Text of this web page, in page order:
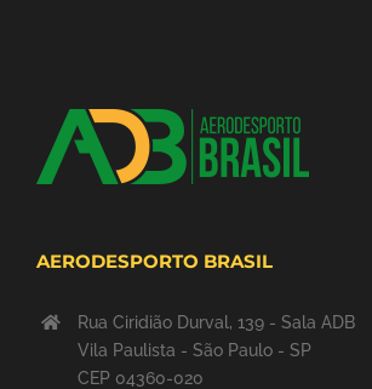
AERODESPORTO BRASIL
Rua Ciridião Durval, 139 - Sala ADB
Vila Paulista - São Paulo - SP
CEP 04360-020